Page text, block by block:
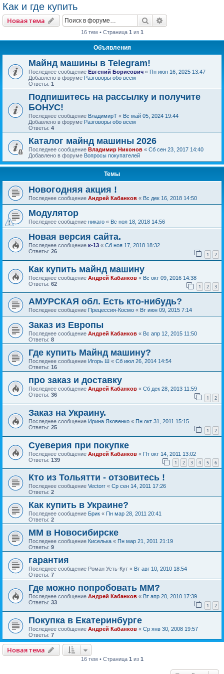
Как и где купить
Новая тема Поиск
16 тем • Страница 1 из 1
Объявления
Майнд машины в Telegram!
Последнее сообщение Евгений Борисович « Пн июн 16, 2025 13:47
Добавлено в форуме Разговоры обо всем
Ответы: 1
Подпишитесь на рассылку и получите
БОНУС!
Последнее сообщение ВладимирТ « Вс май 05, 2024 19:44
Добавлено в форуме Разговоры обо всем
Ответы: 4
Каталог майнд машины 2026
Последнее сообщение Владимир Никонов « Сб сен 23, 2017 14:40
Добавлено в форуме Вопросы покупателей
Темы
Новогодняя акция !
Последнее сообщение Андрей Кабанков « Вс дек 16, 2018 14:50
Модулятор
Последнее сообщение никаго « Вс ноя 18, 2018 14:56
Новая версия сайта.
Последнее сообщение к-13 « Сб ноя 17, 2018 18:32
Ответы: 26 1 2
Как купить майнд машину
Последнее сообщение Андрей Кабанков « Вс окт 09, 2016 14:38
Ответы: 62 1 2 3
АМУРСКАЯ обл. Есть кто-нибудь?
Последнее сообщение Прецессия-Космо « Вт июн 09, 2015 7:14
Заказ из Европы
Последнее сообщение Андрей Кабанков « Вс апр 12, 2015 11:50
Ответы: 8
Где купить Майнд машину?
Последнее сообщение Игорь Ш « Сб июл 26, 2014 14:54
Ответы: 16
про заказ и доставку
Последнее сообщение Андрей Кабанков « Сб дек 28, 2013 11:59
Ответы: 36 1 2
Заказ на Украину.
Последнее сообщение Ирина Яковенко « Пн окт 31, 2011 15:15
Ответы: 25 1 2
Суеверия при покупке
Последнее сообщение Андрей Кабанков « Пт окт 14, 2011 13:02
Ответы: 139 1 2 3 4 5 6
Кто из Тольятти - отзовитесь !
Последнее сообщение Vectorr « Ср сен 14, 2011 17:26
Ответы: 2
Как купить в Украине?
Последнее сообщение Брик « Пн мар 28, 2011 20:41
Ответы: 2
ММ в Новосибирске
Последнее сообщение Киселька « Пн мар 21, 2011 21:19
Ответы: 9
гарантия
Последнее сообщение Роман Усть-Кут « Вт авг 10, 2010 18:54
Ответы: 7
Где можно попробовать ММ?
Последнее сообщение Андрей Кабанков « Вт апр 20, 2010 17:39
Ответы: 33 1 2
Покупка в Екатеринбурге
Последнее сообщение Андрей Кабанков « Ср янв 30, 2008 19:57
Ответы: 7
Новая тема
16 тем • Страница 1 из 1